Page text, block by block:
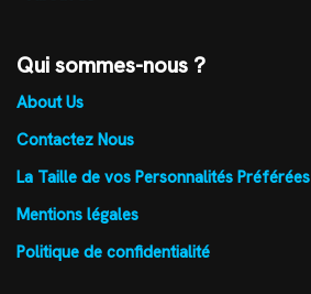
Qui sommes-nous ?
About Us
Contactez Nous
La Taille de vos Personnalités Préférées
Mentions légales
Politique de confidentialité